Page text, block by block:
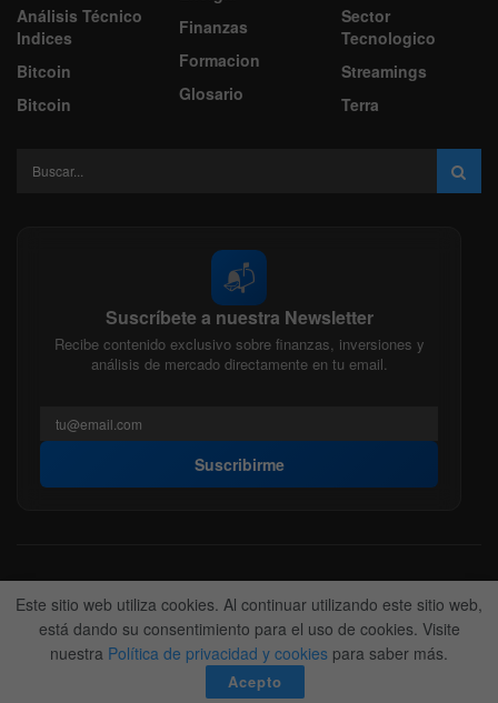
Análisis Técnico
Indices
Bitcoin
Bitcoin
Finanzas
Formacion
Glosario
Sector
Tecnologico
Streamings
Terra
📬
Suscríbete a nuestra Newsletter
Recibe contenido exclusivo sobre finanzas, inversiones y
análisis de mercado directamente en tu email.
Suscribirme
Acerca de nosotros Politica Editorial
Nuestro Equipo
Contactanos
Anunciate
© 2022-2026BitFinanzas- Hecho porTeam DM. 😎
Este sitio web utiliza cookies. Al continuar utilizando este sitio web,
está dando su consentimiento para el uso de cookies. Visite
nuestra Política de privacidad y cookies para saber más.
Acepto